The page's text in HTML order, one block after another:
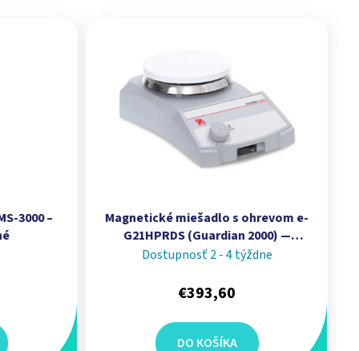
3000 –
Magnetické miešadlo s ohrevom e-
G21HPRDS (Guardian 2000) —
kapacita 15 L, teplota 50–380 °C I
Dostupnosť 2 - 4 týždne
€393,60
DO KOŠÍKA